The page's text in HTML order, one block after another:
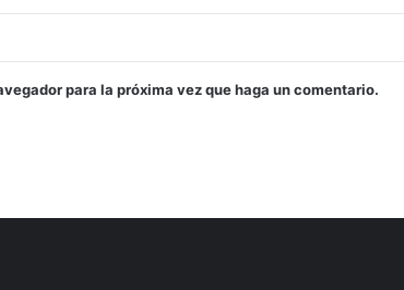
para la próxima vez que haga un comentario.